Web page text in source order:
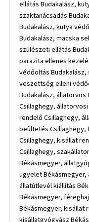
ellátás Budakalász,
szaktanácsadás
Budakalász, kutya
Budakalász, macska
szülészeti ellátás
parazita ellenes
védőoltás
veszettség elleni
Budakalász,
Csillaghegy,
rendelő Csillaghegy,
beültetés Csillaghegy,
Csillaghegy, kisállat
Csillaghegy,
Békásmegyer,
ügyelet
állatútlevél kiállítás
Békásmegyer,
Békásmegyer, kisállat
kisállatgyógyász